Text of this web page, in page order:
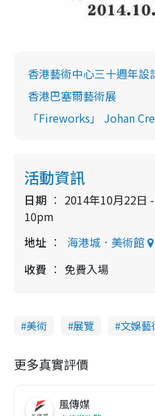
香港藝術中心三十週年設
香港巴塞爾藝術展
「Fireworks」 Johan
活動資訊
日期
2014年10月22日
10pm
地址
海港城．美術館
收費 免費入場
美術 展覽 文娛藝
更多真實評價
風傳媒